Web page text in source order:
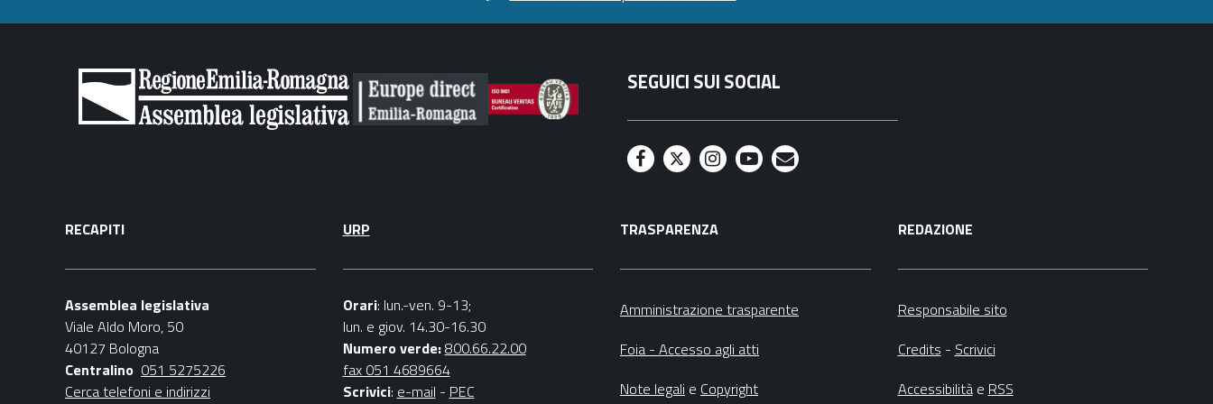
SEGUICI SUI SOCIAL
F
c
e
o
k
T
i
t
r
I
s
t
r
a
Y
t
e
M
l
RECAPITI
Assemblea legislativa
Viale Aldo Moro, 50
40127 Bologna
Centralino 051 5275226
Cerca telefoni e indirizzi
URP
Orari: lun.-ven. 9-13;
lun. e giov. 14.30-16.30
Numero verde:800.66.22.00
fax 051 4689664
Scrivici: e-mail - PEC
TRASPARENZA
Amministrazione trasparente
Foia - Accesso agli atti
Note legali e Copyright
REDAZIONE
Responsabile sito
Credits - Scrivici
Accessibilitàe RSS